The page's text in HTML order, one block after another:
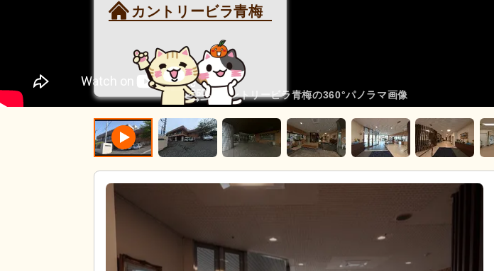
カントリービラ青梅
カントリービラ青梅の360°パノラマ画像